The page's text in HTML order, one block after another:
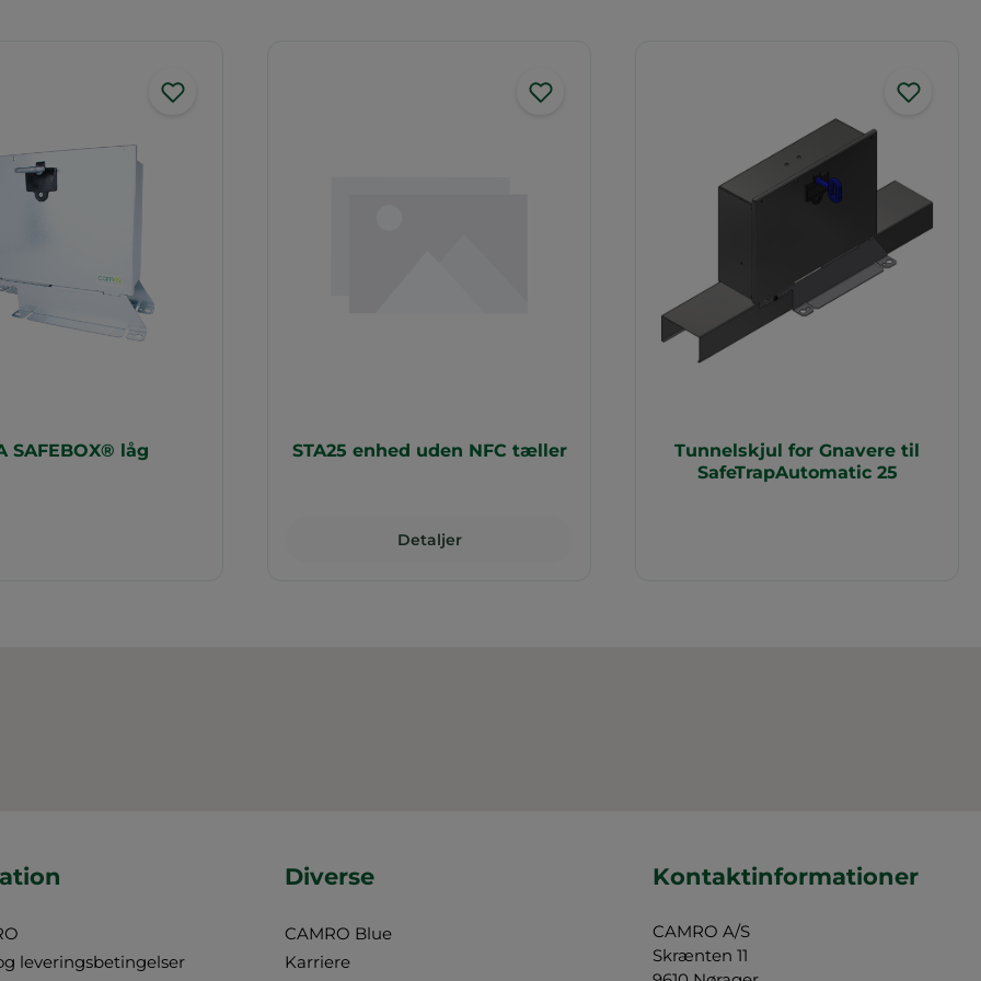
SAFEBOX® låg STA25 enhed uden NFC tæller
Detaljer
Tunnelskjul for Gnavere til
SafeTrapAutomatic 25
leveringsbetingelser
Diverse
CAMRO Blue
Karriere
Kontaktinformationer
CAMRO A/S
Skrænten 11